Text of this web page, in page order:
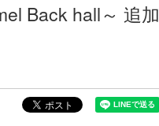
Back hall～ 追加